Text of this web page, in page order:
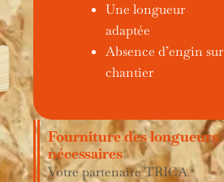
Une longueur
adaptée
Absence d’engin sur
chantier
Fourniture des longueurs
nécessaires
Votre partenaire TRICA